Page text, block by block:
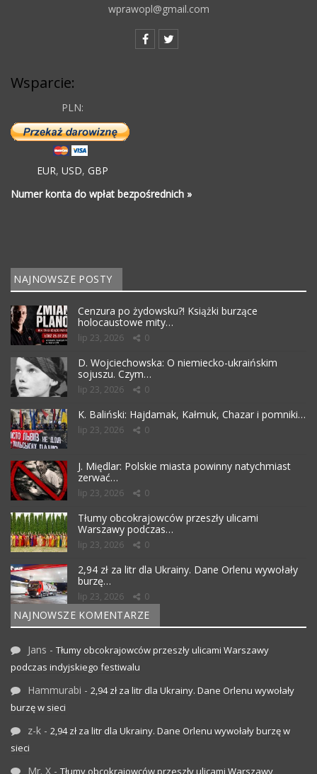
wprawopl@gmail.com
Wsparcie:
PLN:
EUR, USD, GBP
Numer konta do wpłat bezpośrednich »
NAJNOWSZE POSTY
Cenzura po żydowsku?! Książki burzące
holocaustowe mity…
lip 23, 2026 0
D. Wojciechowska: O niemiecko-ukraińskim
sojuszu. Czym…
lip 23, 2026 0
K. Baliński: Hajdamak, Kałmuk, Chazar i pomniki…
lip 23, 2026 0
J. Międlar: Polskie miasta powinny natychmiast
zerwać…
lip 23, 2026 0
Tłumy obcokrajowców przeszły ulicami
Warszawy podczas…
lip 23, 2026 0
2,94 zł za litr dla Ukrainy. Dane Orlenu wywołały
burzę…
lip 23, 2026 0
NAJNOWSZE KOMENTARZE
Jans - Tłumy obcokrajowców przeszły ulicami Warszawy
podczas indyjskiego festiwalu
Hammurabi - 2,94 zł za litr dla Ukrainy. Dane Orlenu wywołały
burzę w sieci
z-k - 2,94 zł za litr dla Ukrainy. Dane Orlenu wywołały burzę w
sieci
Mr. X - Tłumy obcokrajowców przeszły ulicami Warszawy